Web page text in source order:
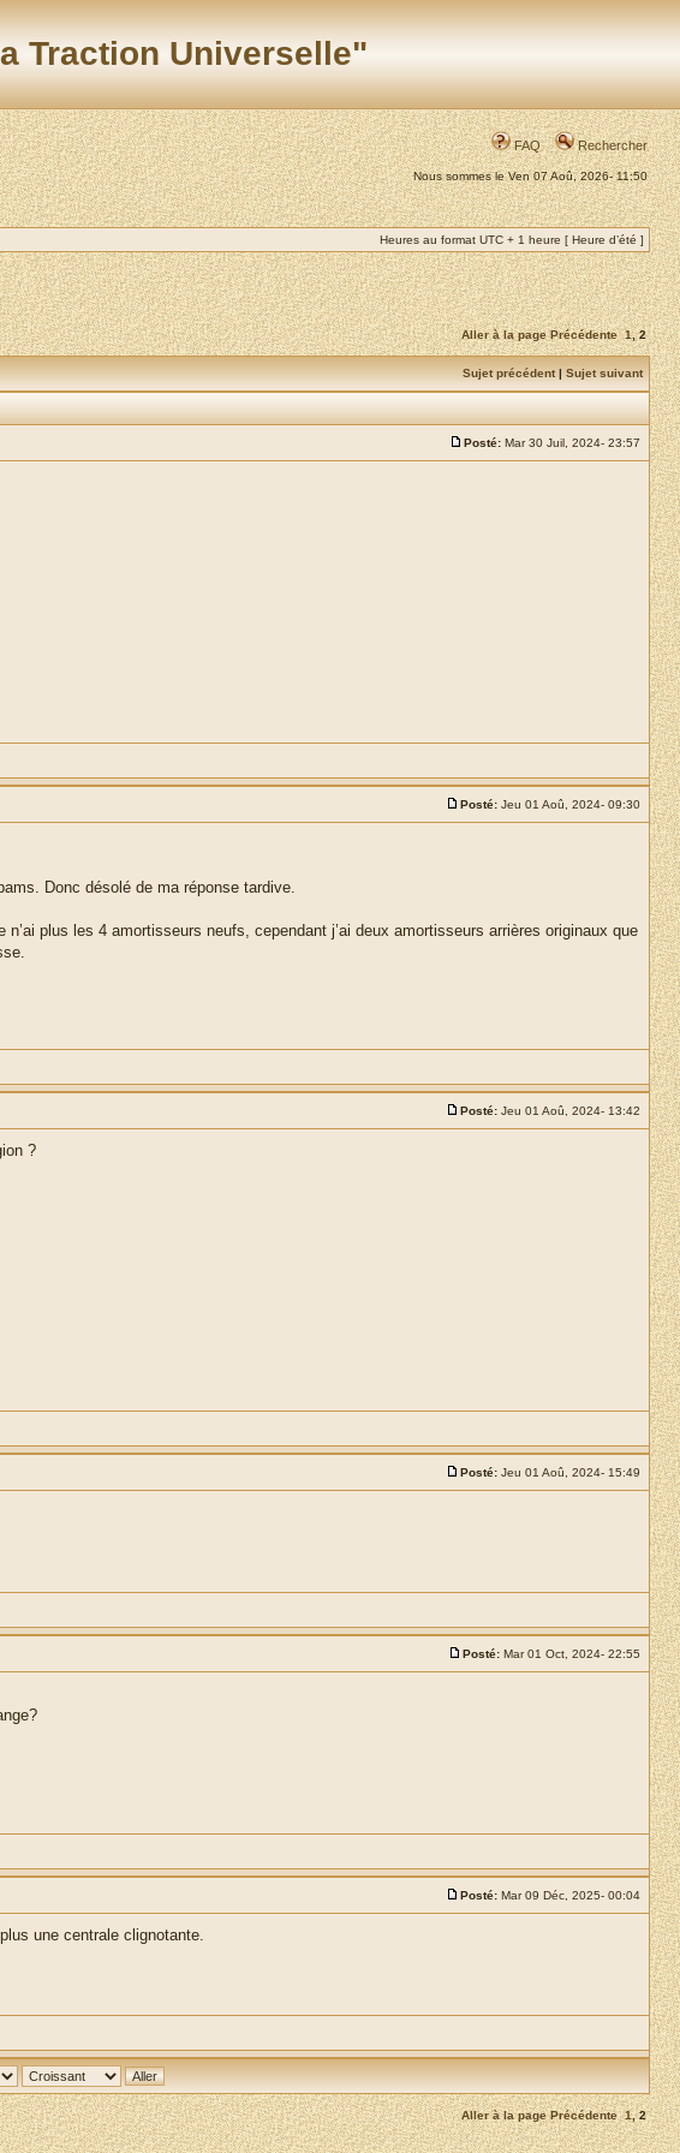
Traction Universelle"
FAQ Rechercher
Nous sommes le Ven 07 Aoû, 2026- 11:50
Heures au format UTC + 1 heure [ Heure d’été ]
Aller à la page Précédente 1,2
Sujet précédent| Sujet suivant
Posté: Mar 30 Juil, 2024- 23:57
Posté: Jeu 01 Aoû, 2024- 09:30
Donc désolé de ma réponse tardive.
plus les 4 amortisseurs neufs, cependant j’ai deux amortisseurs arrières originaux que
Posté: Jeu 01 Aoû, 2024- 13:42
?
Posté: Jeu 01 Aoû, 2024- 15:49
Posté: Mar 01 Oct, 2024- 22:55
Posté: Mar 09 Déc, 2025- 00:04
une centrale clignotante.
Aller à la page Précédente 1,2